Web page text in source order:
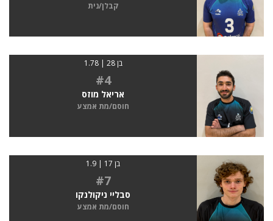
קבלן/נית
בן 28 | 1.78
#4
אריאל מוזס
חוסם/מת אמצע
בן 17 | 1.9
#7
סבליי ניקולנקו
חוסם/מת אמצע